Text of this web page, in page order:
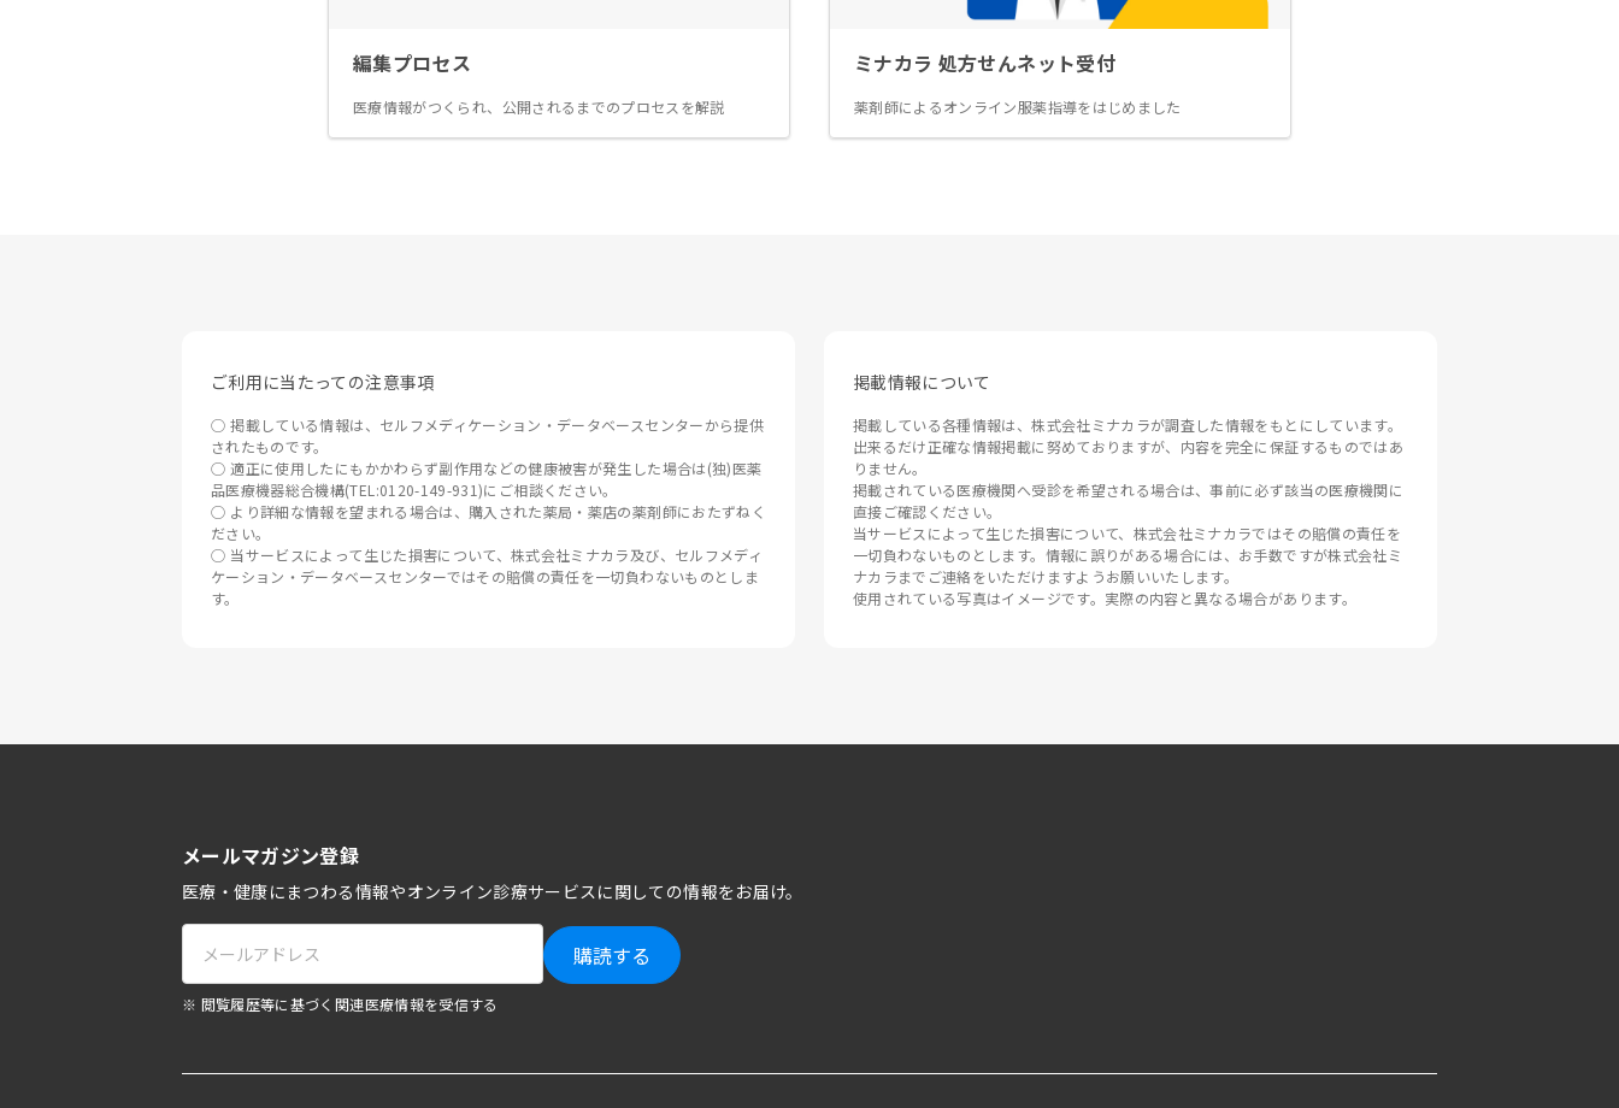
編集プロセス
医療情報がつくられ、公開されるまでのプロセスを解説
ミナカラ 処方せんネット受付
薬剤師によるオンライン服薬指導をはじめました
ご利用に当たっての注意事項
掲載している情報は、セルフメディケーション・データベースセンターから提供
されたものです。
適正に使用したにもかかわらず副作用などの健康被害が発生した場合は(独)医薬
品医療機器総合機構(TEL:0120-149-931)にご相談ください。
より詳細な情報を望まれる場合は、購入された薬局・薬店の薬剤師におたずねく
ださい。
当サービスによって生じた損害について、株式会社ミナカラ及び、セルフメディ
ケーション・データベースセンターではその賠償の責任を一切負わないものとしま
す。
掲載情報について
掲載している各種情報は、株式会社ミナカラが調査した情報をもとにしています。
出来るだけ正確な情報掲載に努めておりますが、内容を完全に保証するものではあ
りません。
掲載されている医療機関へ受診を希望される場合は、事前に必ず該当の医療機関に
直接ご確認ください。
当サービスによって生じた損害について、株式会社ミナカラではその賠償の責任を
一切負わないものとします。情報に誤りがある場合には、お手数ですが株式会社ミ
ナカラまでご連絡をいただけますようお願いいたします。
使用されている写真はイメージです。実際の内容と異なる場合があります。
メールマガジン登録
医療・健康にまつわる情報やオンライン診療サービスに関しての情報をお届け。
購読する
※ 閲覧履歴等に基づく関連医療情報を受信する